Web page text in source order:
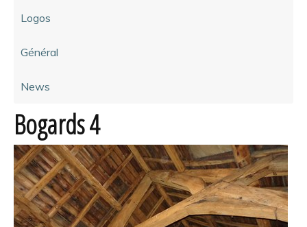
Logos
Général
News
Bogards 4